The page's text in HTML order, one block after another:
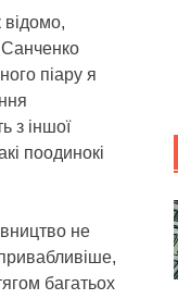
відомо,
піару я
з іншої
поодинокі
не
багатьох